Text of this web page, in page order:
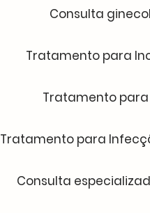
Consulta
Tratamento para
Tratamento para
Tratamento para
Consulta